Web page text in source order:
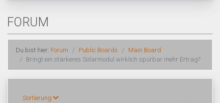
FORUM
Du bist hier: Forum Public Boards
Main Board
Bringt ein stärkeres Solarmodul wirklich spürbar mehr Ertrag?
Sortierung